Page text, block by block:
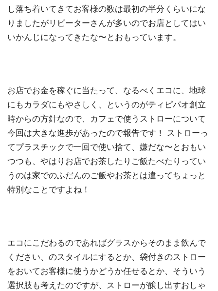
し落ち着いてきてお客様の数は最初の半分くらいにな
りましたがリピーターさんが多いのでお店としてはい
いかんじになってきたな〜とおもっています。
お店でお金を稼ぐに当たって、なるべくエコに、地球
にもカラダにもやさしく、というのがティピパオ創立
時からの方針なので、カフェで使うストローについて
今回は大きな進歩があったので報告です！ ストローっ
てプラスチックで一回で使い捨て、嫌だな〜とおもい
つつも、やはりお店でお茶したりご飯たべたりってい
うのは家でのふだんのご飯やお茶とは違ってちょっと
特別なことですよね！
エコにこだわるのであればグラスからそのまま飲んで
ください、のスタイルにするとか、袋付きのストロー
をおいてお客様に使うかどうか任せるとか、そういう
選択肢も考えたのですが、ストローが醸し出すおしゃ